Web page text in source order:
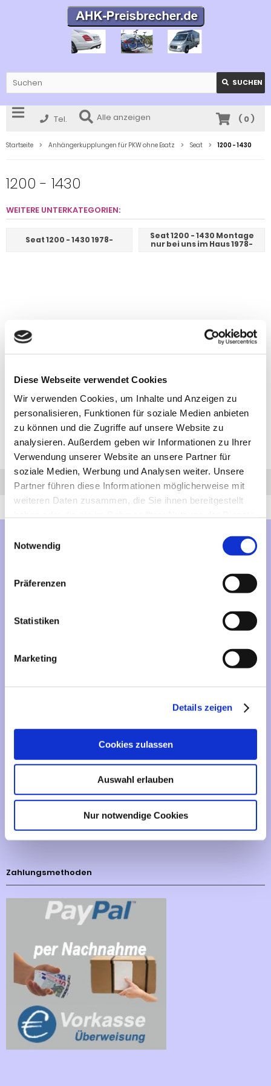
Diese Webseite verwendet Cookies
Wir verwenden Cookies, um Inhalte und Anzeigen zu
personalisieren, Funktionen für soziale Medien anbieten
zu können und die Zugriffe auf unsere Website zu
analysieren. Außerdem geben wir Informationen zu Ihrer
Verwendung unserer Website an unsere Partner für
soziale Medien, Werbung und Analysen weiter. Unsere
Partner führen diese Informationen möglicherweise mit
weiteren Daten zusammen, die Sie ihnen bereitgestellt
Notwendig
Präferenzen
Statistiken
Marketing
Details zeigen
Cookies zulassen
Auswahl erlauben
Nur notwendige Cookies
SUCHEN
Tel. Alle anzeigen ( 0)
Startseite Anhängerkupplungen für PKW ohne Esatz Seat 1200 - 1430
1200 - 1430
WEITERE UNTERKATEGORIEN:
Seat 1200 - 1430 1978-
Seat 1200 - 1430 Montage
nur bei uns im Haus 1978-
Anfrage Anrufen AHK-Finder
Mehr über...
Vertrag widerrufen
Informationen
Liefer- und Versandkosten
Impressum
Sitemap
Zahlungsmethoden